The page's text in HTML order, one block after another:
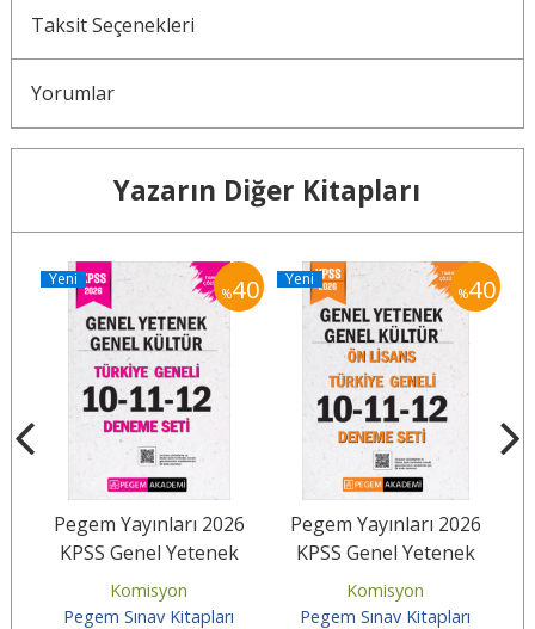
Taksit Seçenekleri
Yorumlar
Yazarın Diğer Kitapları
%40
Yeni
Pegem Yayınları 2026
KPSS Genel Yetenek
Genel Kültür Tamamı
Çözümlü...
Komisyon
Pegem Sınav Kitapları
%40
Yeni
Pegem Yayınları 2026
KPSS Genel Yetenek
Genel Kültür Ön Lisans
Tamamı...
Komisyon
Pegem Sınav Kitapları